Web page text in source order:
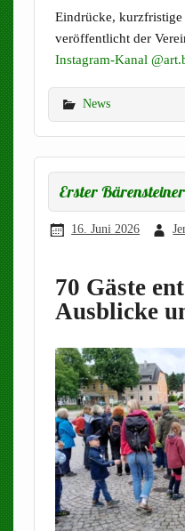
Eindrücke,
veröffentlicht der
Instagram-Kanal
News
Erster
16. Juni 2026
70 Gäste
Ausblicke